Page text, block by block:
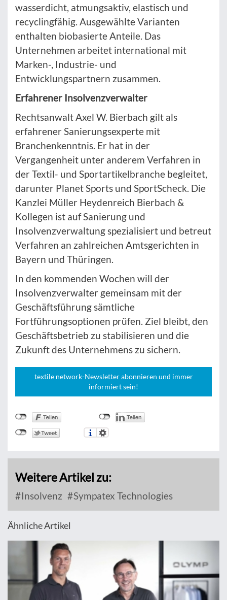
wasserdicht, atmungsaktiv, elastisch und
recyclingfähig. Ausgewählte Varianten
enthalten biobasierte Anteile. Das
Unternehmen arbeitet international mit
Marken-, Industrie- und
Entwicklungspartnern zusammen.
Erfahrener Insolvenzverwalter
Rechtsanwalt Axel W. Bierbach gilt als
erfahrener Sanierungsexperte mit
Branchenkenntnis. Er hat in der
Vergangenheit unter anderem Verfahren in
der Textil- und Sportartikelbranche begleitet,
darunter Planet Sports und SportScheck. Die
Kanzlei Müller Heydenreich Bierbach &
Kollegen ist auf Sanierung und
Insolvenzverwaltung spezialisiert und betreut
Verfahren an zahlreichen Amtsgerichten in
Bayern und Thüringen.
In den kommenden Wochen will der
Insolvenzverwalter gemeinsam mit der
Geschäftsführung sämtliche
Fortführungsoptionen prüfen. Ziel bleibt, den
Geschäftsbetrieb zu stabilisieren und die
Zukunft des Unternehmens zu sichern.
textile network-Newsletter abonnieren und immer
informiert sein!
Weitere Artikel zu:
Insolvenz Sympatex Technologies
Ähnliche Artikel